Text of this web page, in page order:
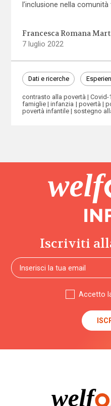
l’inclusione nella
Francesca Romana
7 luglio 2022
Dati e ricerche
contrasto alla povertà Covid-
famiglie
infanzia povertà
povertà infantile
sostegno
Iscriviti
Accetto